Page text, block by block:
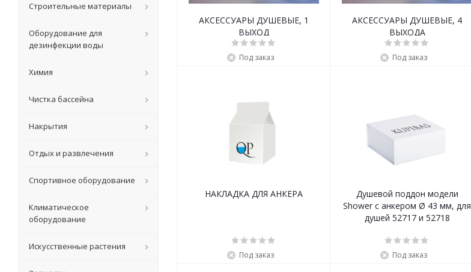
АКСЕССУАРЫ ДУШЕВЫЕ, 1
ВЫХОД
Под заказ
АКСЕССУАРЫ ДУШЕВЫЕ, 4
ВЫХОДА
Под заказ
НАКЛАДКА ДЛЯ АНКЕРА
Под заказ
Душевой поддон модели
Shower с анкером Ø 43 мм, для
душей 52717 и 52718
Под заказ
Строительные материалы
Оборудование для
дезинфекции воды
Химия
Чистка бассейна
Накрытия
Отдых и развлечения
Спортивное оборудование
Климатическое
оборудование
Искусственные растения